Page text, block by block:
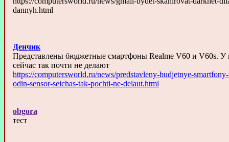
dannyh.html
Денчик
Представлены бюджетные смартфоны Realme V60 и V60s. У
сейчас так почти не делают
https://computersworld.ru/news/predstavleny-budjetnye-
odin-sensor-seichas-tak-pochti-ne-delaut.html
obgora
тест